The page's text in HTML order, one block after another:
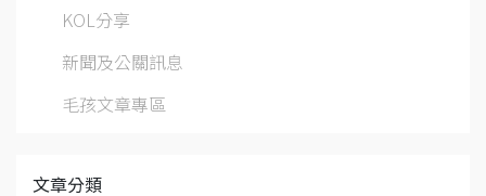
KOL分享
新聞及公關訊息
毛孩文章專區
文章分類